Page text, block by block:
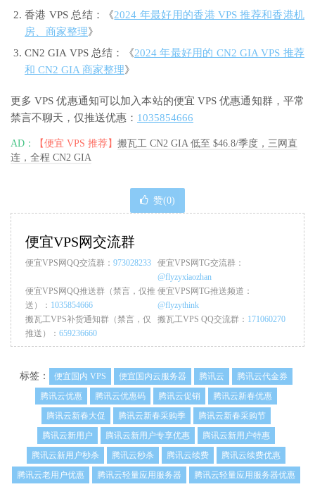
香港 VPS 总结：《2024 年最好用的香港 VPS 推荐和香港机
房、商家整理》
CN2 GIA VPS 总结：《2024 年最好用的 CN2 GIA VPS 推荐
和 CN2 GIA 商家整理》
更多 VPS 优惠通知可以加入本站的便宜 VPS 优惠通知群，平常
禁言不聊天，仅推送优惠： 1035854666
AD： 【便宜 VPS 推荐】 搬瓦工 CN2 GIA 低至 $46.8/季度，三网直
连，全程 CN2 GIA
赞(0)
便宜VPS网交流群
便宜VPS网QQ交流群： 973028233
便宜VPS网TG交流群：
@flyzyxiaozhan
便宜VPS网QQ推送群（禁言，仅推
送）： 1035854666
便宜VPS网TG推送频道：
@flyzythink
搬瓦工VPS补货通知群（禁言，仅
推送）： 659236660
搬瓦工VPS QQ交流群： 171060270
标签： 便宜国内 VPS 便宜国内云服务器 腾讯云
腾讯云代金券
腾讯云优惠
腾讯云优惠码 腾讯云促销
腾讯云新春优惠
腾讯云新春大促
腾讯云新春采购季
腾讯云新春采购节
腾讯云新用户
腾讯云新用户专享优惠
腾讯云新用户特惠
腾讯云新用户秒杀
腾讯云秒杀 腾讯云续费
腾讯云续费优惠
腾讯云老用户优惠
腾讯云轻量应用服务器 腾讯云轻量应用服务器优惠